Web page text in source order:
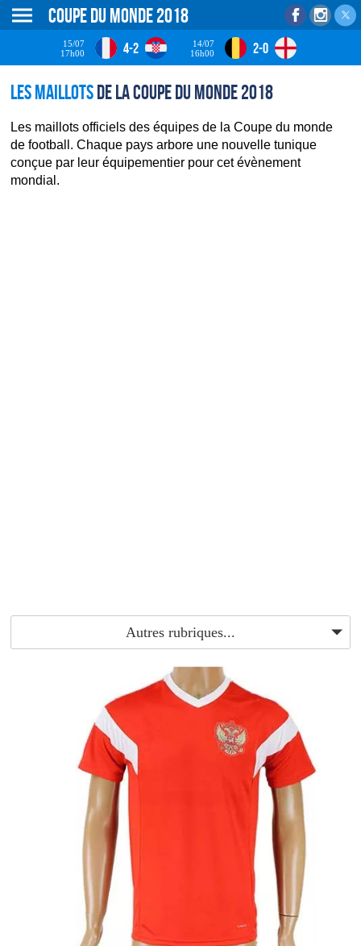
Coupe du monde 2018
15/07
17h00
4-2
14/07
16h00
2-0
Les maillots de la Coupe du monde 2018
Les maillots officiels des équipes de la Coupe du monde
de football. Chaque pays arbore une nouvelle tunique
conçue par leur équipementier pour cet évènement
mondial.
Autres rubriques...